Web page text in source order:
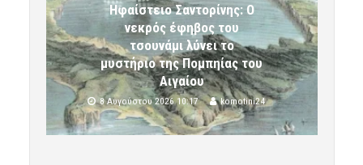
Ηφαίστειο Σαντορίνης: Ο
νεκρός έφηβος του
τσουνάμι λύνει το
μυστήριο της Πομπηίας του
Αιγαίου
8 Αυγούστου 2026 10:17 komotini24